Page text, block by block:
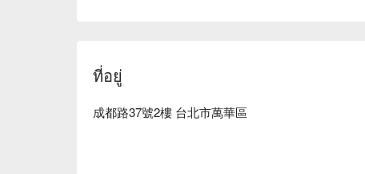
ที่อยู่
成都路37號2樓 台北市萬華區